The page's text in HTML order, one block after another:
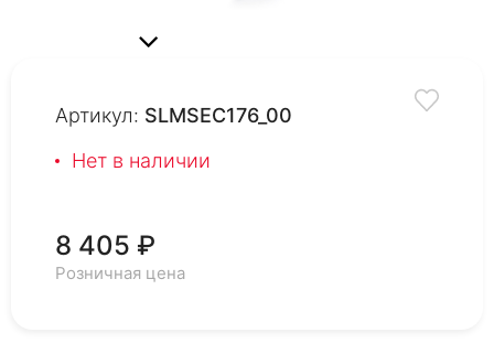
Артикул: SLMSEC176_00
Нет в наличии
8 405 ₽
Розничная цена